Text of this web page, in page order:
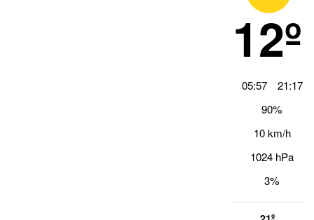
12º
05:57
21:17
90%
10 km/h
1024 hPa
3%